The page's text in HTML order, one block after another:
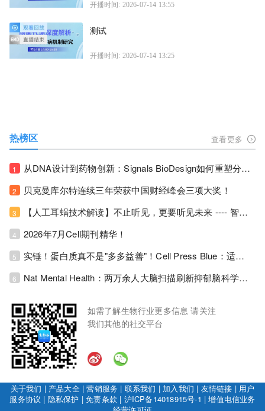
开播时间: 2026-07-14 13:55
测试
开播时间: 2026-07-14 13:25
热榜区 查看更多
1 从DNA设计到药物创新：Signals BioDesign如何重塑分子生物学研发生态！
2 贝克曼库尔特连续三年荣获中国财经峰会三项大奖！
3 【人工耳蜗技术解读】不止听见，更要听见未来 ---- 智能耳蜗，开启人工耳蜗技术新纪元！
4 2026年7月Cell期刊精华！
5 实锤！蛋白质真不是"多多益善"！Cell Press Blue：适度限蛋白，反而拉长健康寿命！
6 Nat Mental Health：两万余人大脑扫描刷新抑郁脑科学认知！抑郁不只是情绪病，视觉、运动脑区同步受损！
如需了解生物行业更多信息 请关注
我们其他的社交平台
关于我们 | 产品大全|营销服务 | 联系我们 | 加入我们 | 友情链接 | 用户
服务协议 | 隐私保护 |免责条款 | 沪ICP备14018915号-1 |增值电信业务